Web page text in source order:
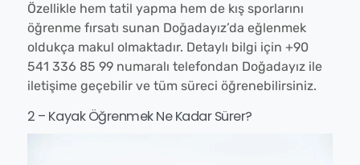
Özellikle hem tatil yapma hem de kış sporlarını
öğrenme fırsatı sunan Doğadayız’da eğlenmek
oldukça makul olmaktadır. Detaylı bilgi için +90
541 336 85 99 numaralı telefondan Doğadayız ile
iletişime geçebilir ve tüm süreci öğrenebilirsiniz.
2 – Kayak Öğrenmek Ne Kadar Sürer?